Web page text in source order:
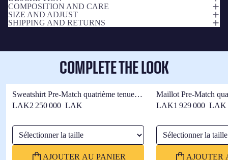
COMPOSITION AND CARE
SIZE AND ADJUST
SHIPPING AND RETURNS
COMPLETE THE LOOK
Sweatshirt Pre-Match quatrième tenue
Junior FC Barcelone 25/26
LAK2 250 000 LAK
Sélectionner la taille
AJOUTER AU PANIER
Maillot Pre-Match
Junior FC Barcelone
LAK1 929 000 LAK
Sélectionner la taille
AJOUTER